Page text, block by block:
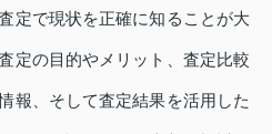
定で現状を正確に知ることが大
定の目的やメリット、査定比較
報、そして査定結果を活用した